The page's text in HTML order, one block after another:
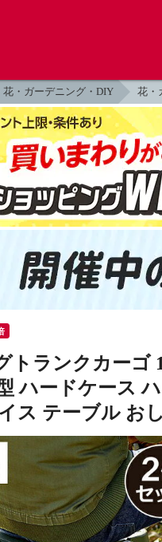
花・ガーデニング・DIY 花・
トランクカーゴ
ハードケース
ス テーブル お